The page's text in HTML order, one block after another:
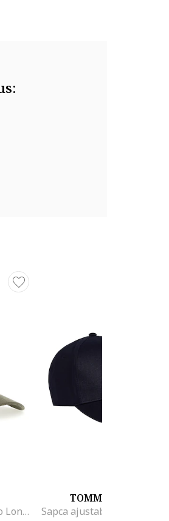
Sapca din bumbac cu logo London, Kaki inchis
TOMMY HILFIGER